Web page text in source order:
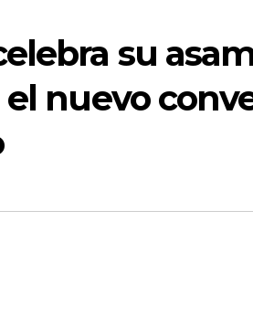
su
nuevo